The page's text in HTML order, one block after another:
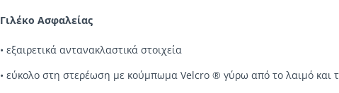
Γιλέκο Ασφαλείας
• εξαιρετικά αντανακλαστικά στοιχεία
• εύκολο στη στερέωση με κούμπωμα Velcro ® γύρω από το λαιμό και